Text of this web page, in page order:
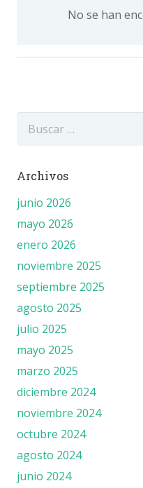
No se han
Archivos
junio 2026
mayo 2026
enero 2026
noviembre 2025
septiembre 2025
agosto 2025
julio 2025
mayo 2025
marzo 2025
diciembre 2024
noviembre 2024
octubre 2024
agosto 2024
junio 2024